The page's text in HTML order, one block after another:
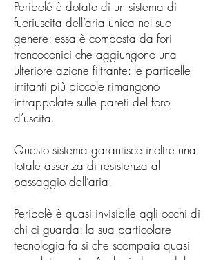
Peribolé è dotato di un sistema di
fuoriuscita dell’aria unica nel suo
genere: essa è composta da fori
troncoconici che aggiungono una
ulteriore azione filtrante: le particelle
irritanti più piccole rimangono
intrappolate sulle pareti del foro
d’uscita.
Questo sistema garantisce inoltre una
totale assenza di resistenza al
passaggio dell’aria.
Peribolè è quasi invisibile agli occhi di
chi ci guarda: la sua particolare
tecnologia fa si che scompaia quasi